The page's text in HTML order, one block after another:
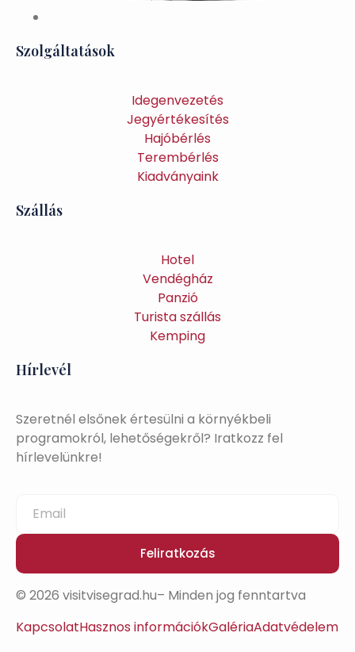
Szolgáltatások
Idegenvezetés
Jegyértékesítés
Hajóbérlés
Terembérlés
Kiadványaink
Szállás
Hotel
Vendégház
Panzió
Turista szállás
Kemping
Hírlevél
Szeretnél elsőnek értesülni a környékbeli
programokról, lehetőségekről? Iratkozz fel
hírlevelünkre!
Feliratkozás
© 2026 visitvisegrad.hu– Minden jog fenntartva
KapcsolatHasznos információkGalériaAdatvédelem